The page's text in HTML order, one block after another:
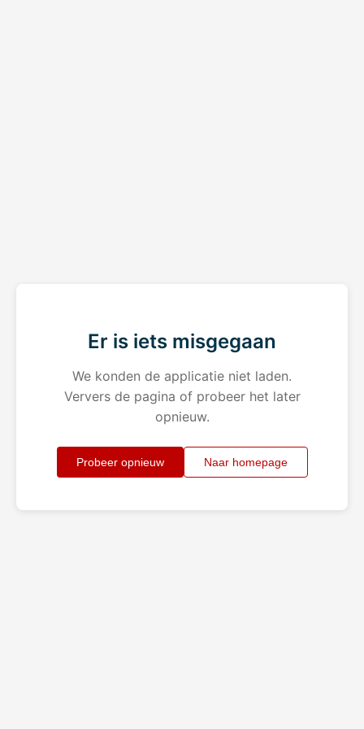
Er is iets misgegaan
We konden de applicatie niet laden.
Ververs de pagina of probeer het later
opnieuw.
Probeer opnieuw Naar homepage